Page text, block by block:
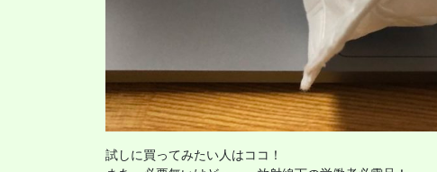
試しに買ってみたい人はココ！